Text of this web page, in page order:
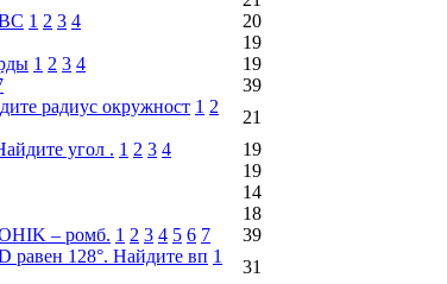
1 2 3 4
20
19
1 2 3 4
19
39
радиус окружност 1 2
21
угол . 1 2 3 4
19
19
14
18
– ромб. 1 2 3 4 5 6 7
39
128°. Найдите вп 1
31